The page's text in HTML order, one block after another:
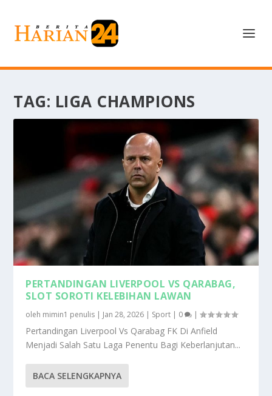
TAG: LIGA CHAMPIONS
PERTANDINGAN LIVERPOOL VS QARABAG,
SLOT SOROTI KELEBIHAN LAWAN
oleh mimin1 penulis | Jan 28, 2026 | Sport | 0 |
Pertandingan Liverpool Vs Qarabag FK Di Anfield
Menjadi Salah Satu Laga Penentu Bagi Keberlanjutan...
BACA SELENGKAPNYA